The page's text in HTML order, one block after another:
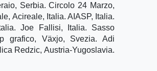
Serbia. Circolo 24 Marzo,
Acireale, Italia. AIASP, Italia.
Joe Fallisi, Italia. Sasso
grafico, Växjo, Svezia. Adi
Redzic, Austria-Yugoslavia.